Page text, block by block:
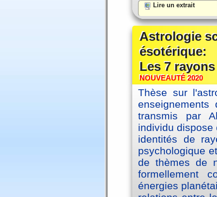
Lire un extrait
Astrologie
ésotérique:
Les 7
NOUVEAUTÉ 2020
Thèse sur
transmis par
individu
identités de
psychologique
de thèmes de
formellement
énergies